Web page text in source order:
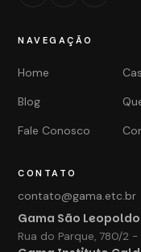
NAVEGAÇÃO
Home
Blog
Fale Conosco
CONTATO
contato@gama.etc.br
Gama São Leopoldo
Rua do Parque, 780/2